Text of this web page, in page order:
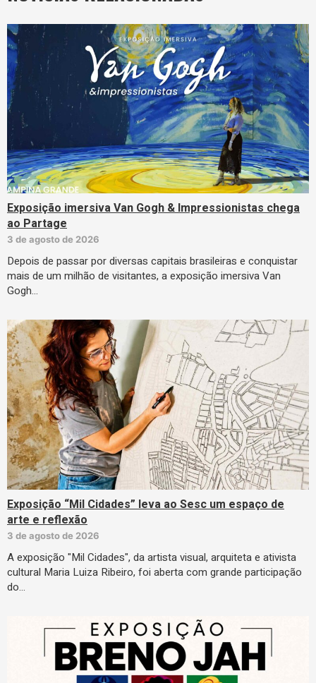
Exposição imersiva Van Gogh & Impressionistas chega
ao Partage
3 de agosto de 2026
Depois de passar por diversas capitais brasileiras e conquistar
mais de um milhão de visitantes, a exposição imersiva Van
Gogh…
Exposição “Mil Cidades” leva ao Sesc um espaço de
arte e reflexão
3 de agosto de 2026
A exposição "Mil Cidades", da artista visual, arquiteta e ativista
cultural Maria Luiza Ribeiro, foi aberta com grande participação
do…